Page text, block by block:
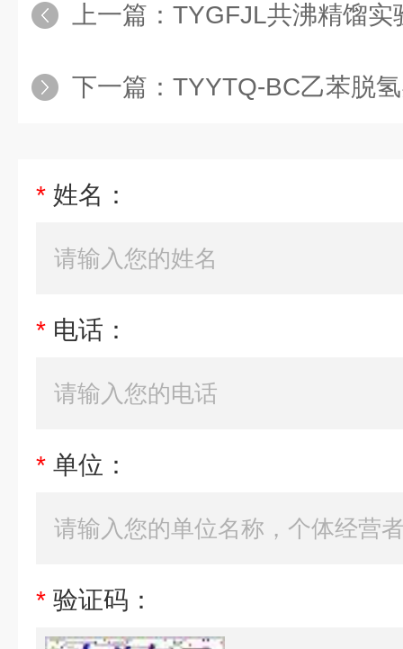
上一篇： TYGFJL共沸精馏实
下一篇： TYYTQ-BC乙苯脱氢
* 姓名：
* 电话：
* 单位：
* 验证码：